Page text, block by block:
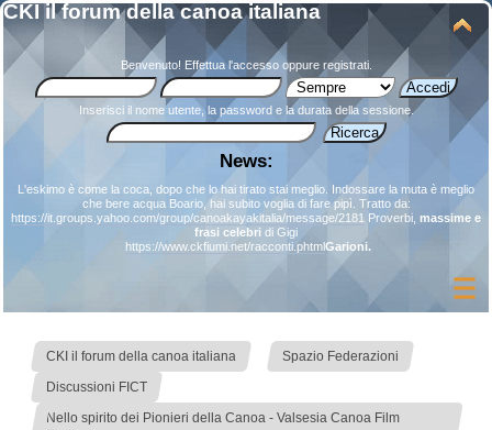
CKI il forum della canoa italiana
Benvenuto! Effettua l'accessooppure registrati.
Inserisci il nome utente, la password e la durata della sessione.
News:
L'eskimo è come la coca, dopo che lo hai tirato stai meglio. Indossare la muta è meglio
che bere acqua Boario, hai subito voglia di fare pipì. Tratto da:
https://it.groups.yahoo.com/group/canoakayakitalia/message/2181 Proverbi, massime e
frasi celebri di Gigi
https://www.ckfiumi.net/racconti.phtmlGarioni.
CKI il forum della canoa italiana Spazio Federazioni
Discussioni FICT
Nello spirito dei Pionieri della Canoa - Valsesia Canoa Film